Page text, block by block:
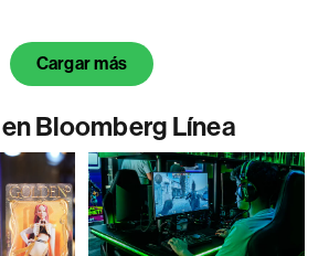
Cargar más
Bloomberg Línea